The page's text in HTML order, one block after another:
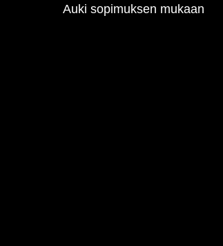
Auki sopimuksen mukaan